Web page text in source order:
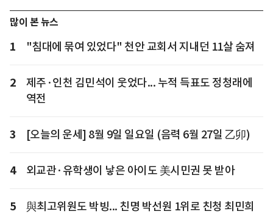
많이 본 뉴스
1 "침대에 묶여 있었다" 천안 교회서 지내던 11살 숨져
2
제주·인천 김민석이 웃었다... 누적 득표도 정청래에
역전
3 [오늘의 운세] 8월 9일 일요일 (음력 6월 27일 乙卯)
4 외교관·유학생이 낳은 아이도 美시민권 못 받아
5
與최고위원도 박빙... 친명 박선원 1위로 친청 최민희